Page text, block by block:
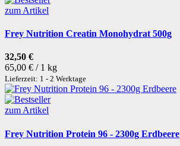
zum Artikel
Frey Nutrition Creatin Monohydrat 500g
32,50 €
65,00 € / 1 kg
Lieferzeit: 1 - 2 Werktage
zum Artikel
Frey Nutrition Protein 96 - 2300g Erdbeere